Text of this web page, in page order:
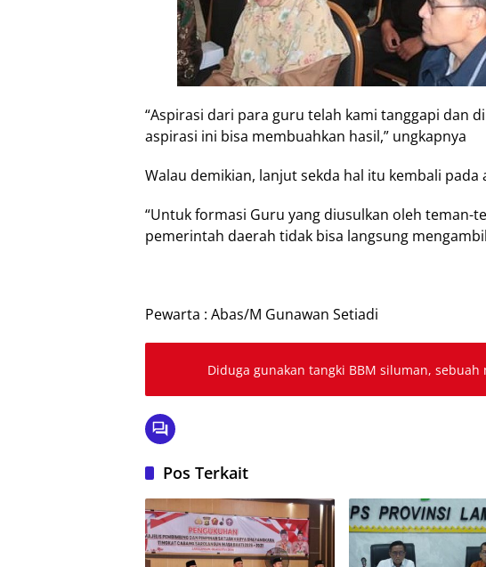
“Aspirasi dari para guru telah kami tanggapi dan
aspirasi ini bisa membuahkan hasil,” ungkapnya
Walau demikian, lanjut sekda hal itu kembali
“Untuk formasi Guru yang diusulkan oleh teman-
pemerintah daerah tidak bisa langsung
Pewarta : Abas/M Gunawan Setiadi
Diduga gunakan tangki BBM siluman, sebuah
Pos Terkait